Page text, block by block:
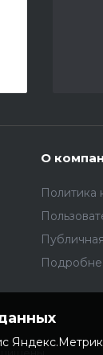
О
Политика